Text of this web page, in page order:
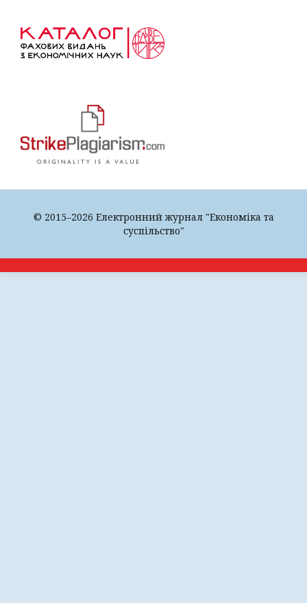
© 2015–2026 Електронний журнал "Економіка та
суспільство"